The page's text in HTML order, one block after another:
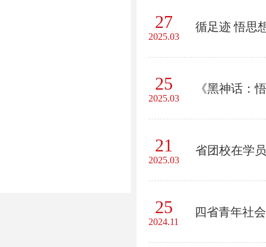
27
2025.03
循足迹 悟思
25
2025.03
《黑神话：
21
2025.03
省团校在学
25
2024.11
四省青年社